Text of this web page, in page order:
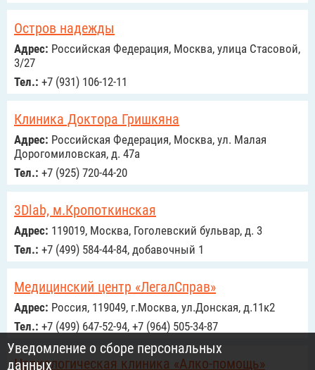
Остров надежды
Адрес: Российcкая Федерация, Москва, улица Стасовой,
3/27
Тел.: +7 (931) 106-12-11
Клиника Доктора Гришкяна
Адрес: Российcкая Федерация, Москва, ул. Малая
Дорогомиловская, д. 47а
Тел.: +7 (925) 720-44-20
3Dlab, м.Кропоткинская
Адрес: 119019, Москва, Гоголевский бульвар, д. 3
Тел.: +7 (499) 584-44-84, добавочный 1
Медицинский центр «ЛегалСправ»
Адрес: Россия, 119049, г.Москва, ул.Донская, д.11к2
Тел.: +7 (499) 647-52-94, +7 (964) 505-34-87
Наркологическая клиника «Алко-помощь»
Уведомление о сборе персональных
данных